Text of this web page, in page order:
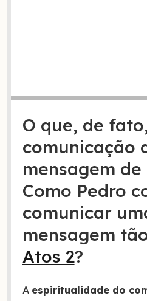
O que, de
comunicação
mensagem de
Como Pedro
comunicar
mensagem
Atos 2?
A espiritualidade do